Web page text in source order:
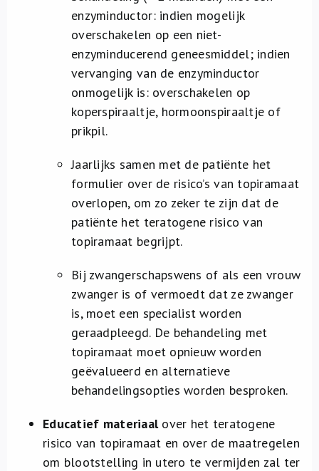
enzyminductor: indien mogelijk
overschakelen op een niet-
enzyminducerend geneesmiddel; indien
vervanging van de enzyminductor
onmogelijk is: overschakelen op
koperspiraaltje, hormoonspiraaltje of
prikpil.
Jaarlijks samen met de patiënte het
formulier over de risico’s van topiramaat
overlopen, om zo zeker te zijn dat de
patiënte het teratogene risico van
topiramaat begrijpt.
Bij zwangerschapswens of als een vrouw
zwanger is of vermoedt dat ze zwanger
is, moet een specialist worden
geraadpleegd. De behandeling met
topiramaat moet opnieuw worden
geëvalueerd en alternatieve
behandelingsopties worden besproken.
Educatief materiaalover het teratogene
risico van topiramaat en over de maatregelen
om blootstelling in utero te vermijden zal ter